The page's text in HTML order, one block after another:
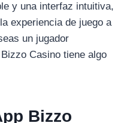
y una interfaz intuitiva,
experiencia de juego a
un jugador
Casino tiene algo
Bizzo